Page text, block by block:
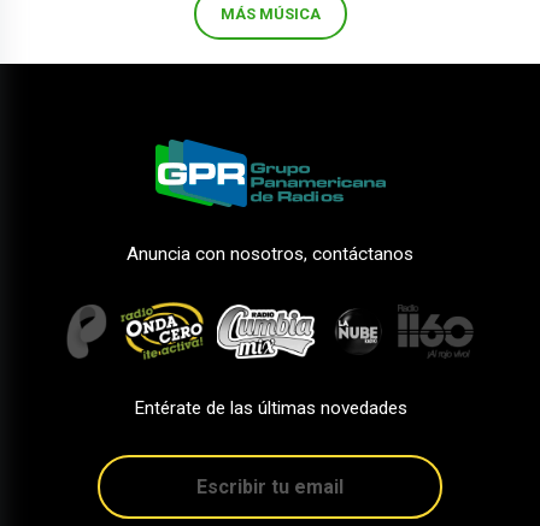
MÁS MÚSICA
Anuncia con nosotros, contáctanos
Entérate de las últimas novedades